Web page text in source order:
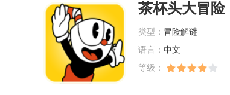
茶杯头大冒险
类型： 冒险解谜
语言： 中文
等级：